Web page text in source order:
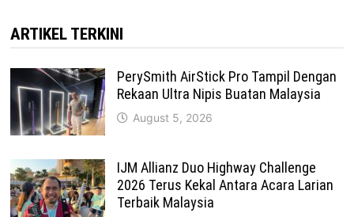
ARTIKEL TERKINI
PerySmith AirStick Pro Tampil Dengan
Rekaan Ultra Nipis Buatan Malaysia
August 5, 2026
IJM Allianz Duo Highway Challenge
2026 Terus Kekal Antara Acara Larian
Terbaik Malaysia